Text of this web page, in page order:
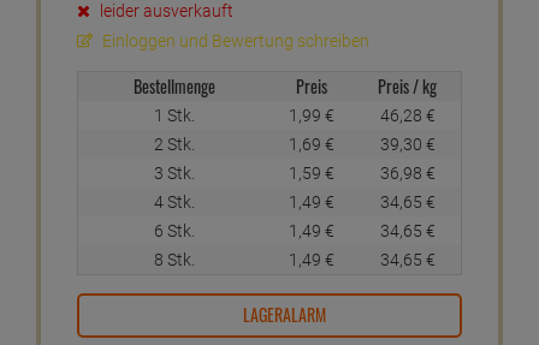
leider ausverkauft
Einloggen und Bewertung schreiben
Bestellmenge Preis Preis / kg
1 Stk. 1,99 € 46,28 €
2 Stk.
1,69 € 39,30 €
3 Stk.
1,59 € 36,98 €
4 Stk.
1,49 € 34,65 €
6 Stk.
1,49 € 34,65 €
8 Stk.
1,49 € 34,65 €
LAGERALARM